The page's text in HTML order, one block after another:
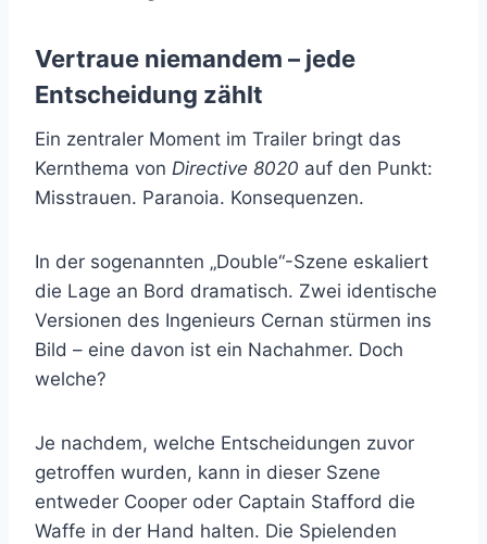
Vertraue niemandem – jede
Entscheidung zählt
Ein zentraler Moment im Trailer bringt das
Kernthema von Directive 8020 auf den Punkt:
Misstrauen. Paranoia. Konsequenzen.
In der sogenannten „Double“-Szene eskaliert
die Lage an Bord dramatisch. Zwei identische
Versionen des Ingenieurs Cernan stürmen ins
Bild – eine davon ist ein Nachahmer. Doch
welche?
Je nachdem, welche Entscheidungen zuvor
getroffen wurden, kann in dieser Szene
entweder Cooper oder Captain Stafford die
Waffe in der Hand halten. Die Spielenden